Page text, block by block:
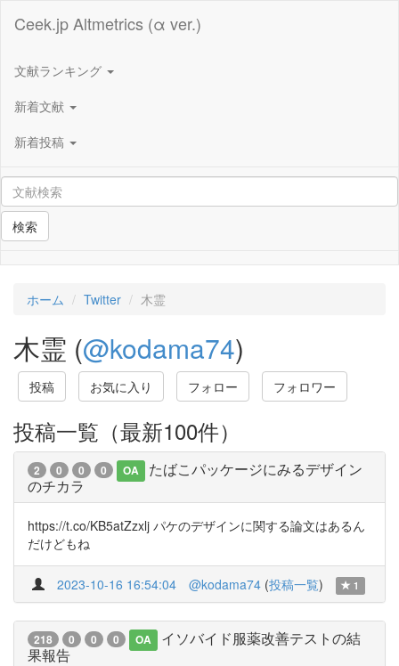
Ceek.jp Altmetrics (α ver.)
文献ランキング
新着文献
新着投稿
検索
ホーム Twitter 木霊
木霊 (@kodama74)
投稿 お気に入り フォロー フォロワー
投稿一覧（最新100件）
2 0 0 0 OA
たばこパッケージにみるデザイン
のチカラ
https://t.co/KB5atZzxlj パケのデザインに関する論文はあるん
だけどもね
2023-10-16 16:54:04 @kodama74 (投稿一覧) 1
218 0 0 0 OA
イソバイド服薬改善テストの結
果報告